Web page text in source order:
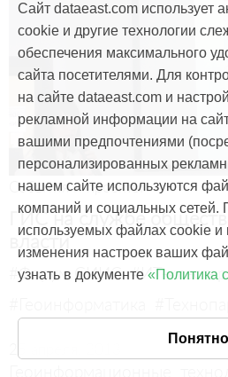
События и проекты
ГИС на службе
власти
#Форум СИИС #ИТ-кластер
Сайт dataeast.com использует
cookie и другие технологии
обеспечения максимального
сайта посетителями. Для
на сайте dataeast.com и
рекламной информации на
вашими предпочтениями
персонализированных
нашем сайте используются
компаний и социальных сетей.
используемых файлах cookie и
изменения настроек ваших
узнать в документе «Политика
Понятно